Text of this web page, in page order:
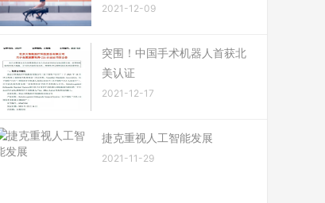
2021-12-09
突围！中国手术机器人首获北
美认证
2021-12-17
捷克重视人工智能发展
2021-11-29